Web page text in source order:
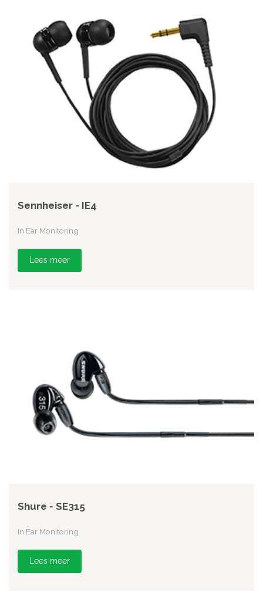
Sennheiser - IE4
In Ear Monitoring
Lees meer
Shure - SE315
In Ear Monitoring
Lees meer